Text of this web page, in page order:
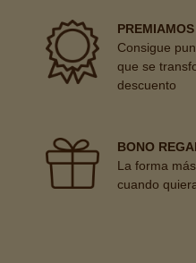
Consigue
que se
descuento
BONO
La forma
cuando